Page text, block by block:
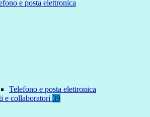
e posta elettronica
Telefono e posta elettronica
e collaboratori 39